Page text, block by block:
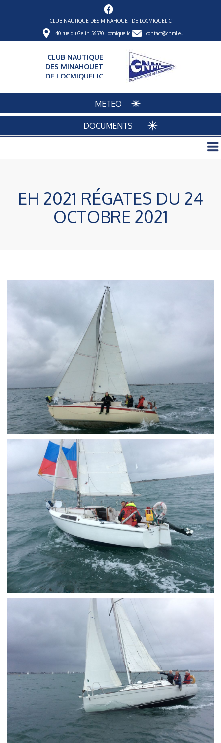
CLUB NAUTIQUE DES MINAHOUET DE LOCMIQUELIC
40 rue du Gelin 56570 Locmiquelic contact@cnml.eu
CLUB NAUTIQUE
DES MINAHOUET
DE LOCMIQUELIC
METEO
DOCUMENTS
EH 2021 RÉGATES DU 24
OCTOBRE 2021